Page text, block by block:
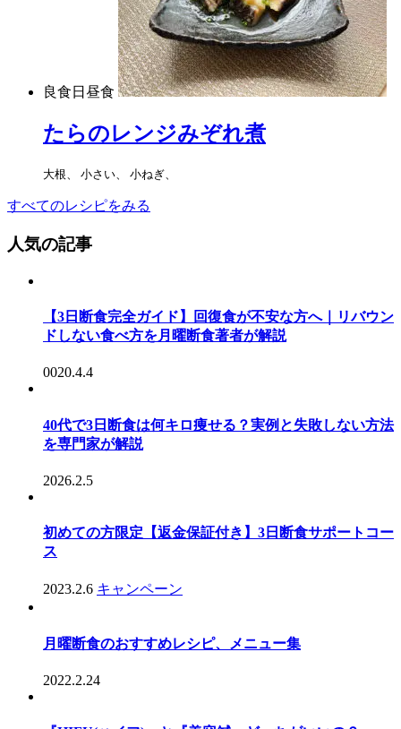
良食日昼食
たらのレンジみぞれ煮
大根、 小さい、 小ねぎ、
すべてのレシピをみる
人気の記事
【3日断食完全ガイド】回復食が不安な方へ｜リバウン
ドしない食べ方を月曜断食著者が解説
0020.4.4
40代で3日断食は何キロ痩せる？実例と失敗しない方法
を専門家が解説
2026.2.5
初めての方限定【返金保証付き】3日断食サポートコー
ス
2023.2.6 キャンペーン
月曜断食のおすすめレシピ、メニュー集
2022.2.24